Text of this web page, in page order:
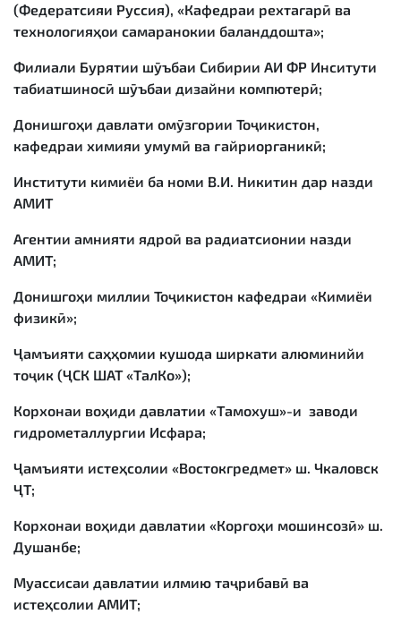
(Федератсияи Руссия), «Кафедраи рехтагарӣ ва
технологияҳои самаранокии баланддошта»;
Филиали Бурятии шӯъбаи Сибирии АИ ФР Инситути
табиатшиносӣ шӯъбаи дизайни компютерӣ;
Донишгоҳи давлати омӯзгории Тоҷикистон,
кафедраи химияи умумӣ ва ғайриорганикӣ;
Институти кимиёи ба номи В.И. Никитин дар назди
АМИТ
Агентии амнияти ядроӣ ва радиатсионии назди
АМИТ;
Донишгоҳи миллии Тоҷикистон кафедраи «Кимиёи
физикӣ»;
Ҷамъияти саҳҳомии кушода ширкати алюминийи
тоҷик (ҶСК ШАТ «ТалКо»);
Корхонаи воҳиди давлатии «Тамохуш»-и заводи
гидрометаллургии Исфара;
Ҷамъияти истеҳсолии «Востокгредмет» ш. Чкаловск
ҶТ;
Корхонаи воҳиди давлатии «Коргоҳи мошинсозӣ» ш.
Душанбе;
Муассисаи давлатии илмию таҷрибавӣ ва
истеҳсолии АМИТ;